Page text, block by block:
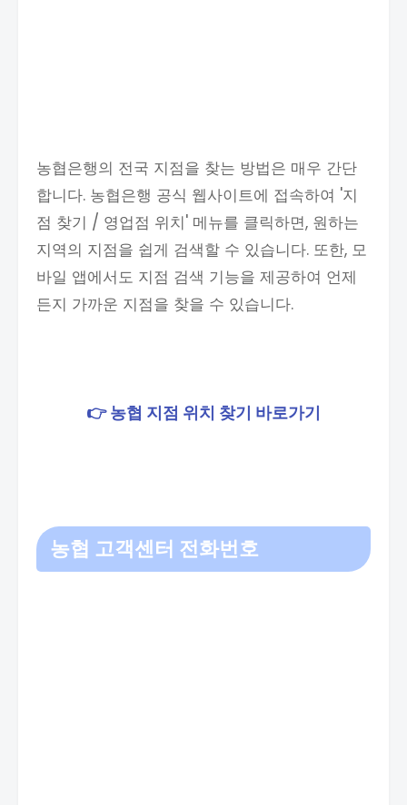
농협은행의 전국 지점을 찾는 방법은 매우 간단
합니다. 농협은행 공식 웹사이트에 접속하여 '지
점 찾기 / 영업점 위치' 메뉴를 클릭하면, 원하는
지역의 지점을 쉽게 검색할 수 있습니다. 또한, 모
바일 앱에서도 지점 검색 기능을 제공하여 언제
든지 가까운 지점을 찾을 수 있습니다.
👉 농협 지점 위치 찾기 바로가기
농협 고객센터 전화번호